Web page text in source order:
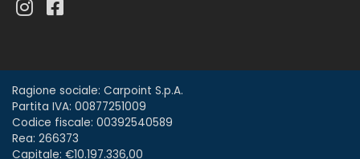
Ragione sociale: Carpoint S.p.A.
Partita IVA: 00877251009
Codice fiscale: 00392540589
Rea: 266373
Capitale: €10.197.336,00